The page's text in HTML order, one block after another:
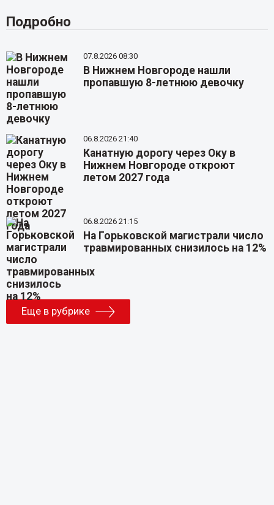
Подробно
07.8.2026 08:30
В Нижнем Новгороде нашли
пропавшую 8-летнюю девочку
06.8.2026 21:40
Канатную дорогу через Оку в
Нижнем Новгороде откроют
летом 2027 года
06.8.2026 21:15
На Горьковской магистрали число
травмированных снизилось на 12%
Еще в рубрике